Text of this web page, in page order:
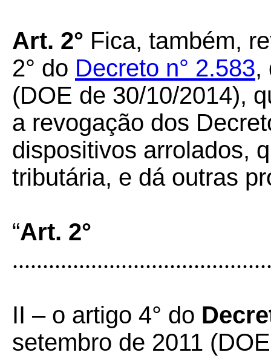
Art. 2° Fica, também,
2° do Decreto n° 2.583,
(DOE de 30/10/2014),
a revogação dos
dispositivos arrolados,
tributária, e dá outras
“Art. 2°
II – o artigo 4° do
setembro de 2011